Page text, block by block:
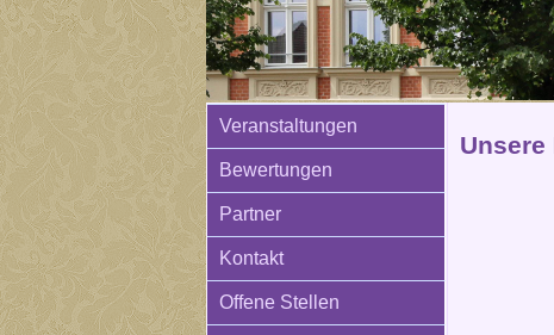
Veranstaltungen
Bewertungen
Partner
Kontakt
Offene Stellen